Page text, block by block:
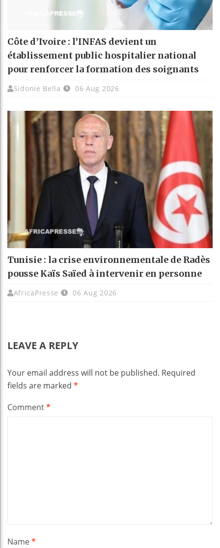
Côte d’Ivoire : l’INFAS devient un
établissement public hospitalier national
pour renforcer la formation des soignants
Sidonie Bella 06 Aug 2026
Tunisie : la crise environnementale de Radès
pousse Kaïs Saïed à intervenir en personne
AfricaPresse 06 Aug 2026
LEAVE A REPLY
Your email address will not be published. Required
fields are marked *
Comment*
Name*